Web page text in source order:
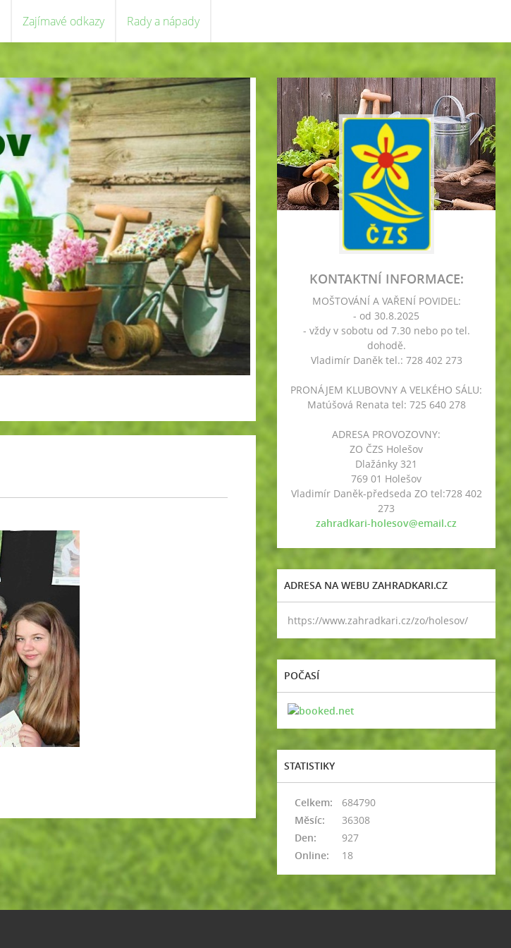
Zajímavé odkazy Rady a nápady
KONTAKTNÍ INFORMACE:
MOŠTOVÁNÍ A VAŘENÍ POVIDEL:
- od 30.8.2025
- vždy v sobotu od 7.30 nebo po tel.
dohodě.
Vladimír Daněk tel.: 728 402 273
PRONÁJEM KLUBOVNY A VELKÉHO SÁLU:
Matúšová Renata tel: 725 640 278
ADRESA PROVOZOVNY:
ZO ČZS Holešov
Dlažánky 321
769 01 Holešov
Vladimír Daněk-předseda ZO tel:728 402
273
zahradkari-holesov@email.cz
ADRESA NA WEBU ZAHRADKARI.CZ
https://www.zahradkari.cz/zo/holesov/
POČASÍ
STATISTIKY
Online: 18
Celkem:
684790
Měsíc:
36308
Den:
927